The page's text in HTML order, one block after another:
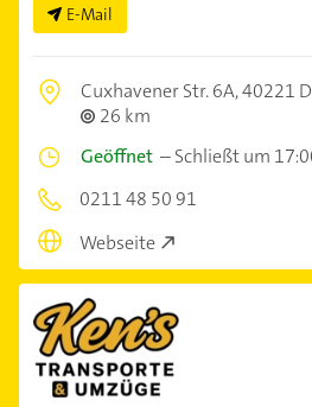
E-Mail
Cuxhavener Str. 6A,40221
26 km
Geöffnet –Schließt um
0211 48 50 91
Webseite